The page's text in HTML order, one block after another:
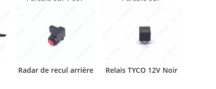
Radar de recul arrière Relais TYCO 12V Noir